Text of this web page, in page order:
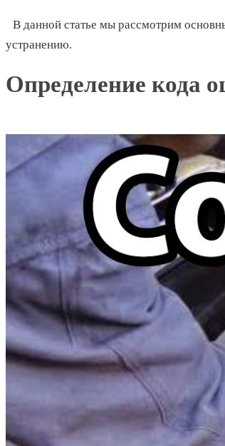
В данной статье мы рассмотрим
устранению.
Определение кода